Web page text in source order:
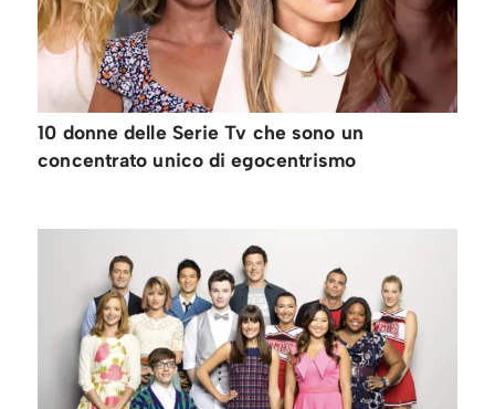
10 donne delle Serie Tv che sono un
concentrato unico di egocentrismo